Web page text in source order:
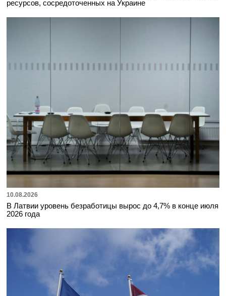
ресурсов, сосредоточенных на Украине
10.08.2026
В Латвии уровень безработицы вырос до 4,7% в конце июля
2026 года